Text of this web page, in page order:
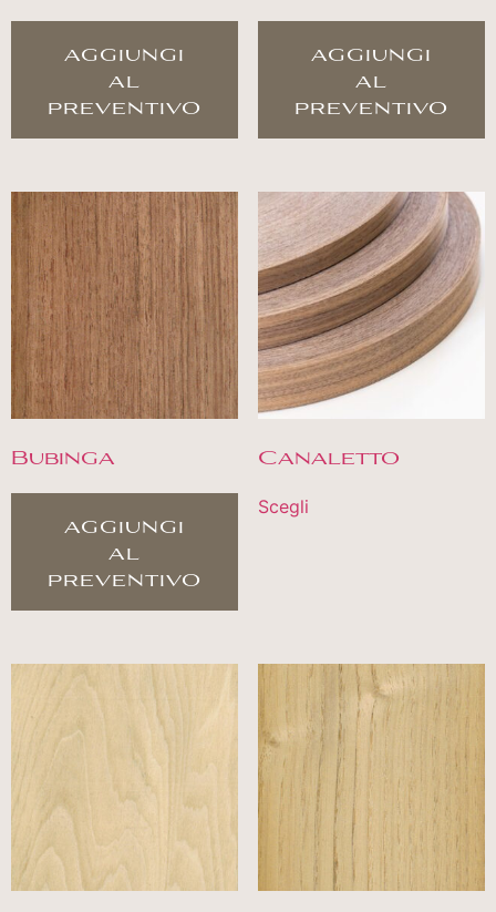
aggiungi
al
preventivo
aggiungi
al
preventivo
Bubinga
aggiungi
al
preventivo
Canaletto
Scegli